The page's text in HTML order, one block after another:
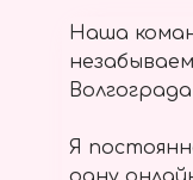
Наша
Волгограда
Я